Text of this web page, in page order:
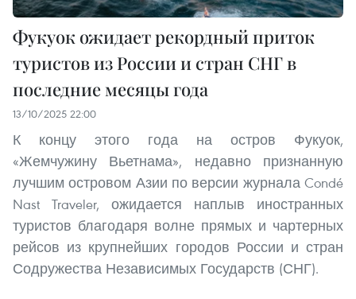
Фукуок ожидает рекордный приток
туристов из России и стран СНГ в
последние месяцы года
13/10/2025 22:00
К концу этого года на остров Фукуок,
«Жемчужину Вьетнама», недавно признанную
лучшим островом Азии по версии журнала Condé
Nast Traveler, ожидается наплыв иностранных
туристов благодаря волне прямых и чартерных
рейсов из крупнейших городов России и стран
Содружества Независимых Государств (СНГ).